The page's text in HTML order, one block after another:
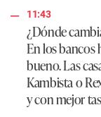
11:43
¿Dónde
En los bancos
bueno. Las
Kambista o
y con mejor